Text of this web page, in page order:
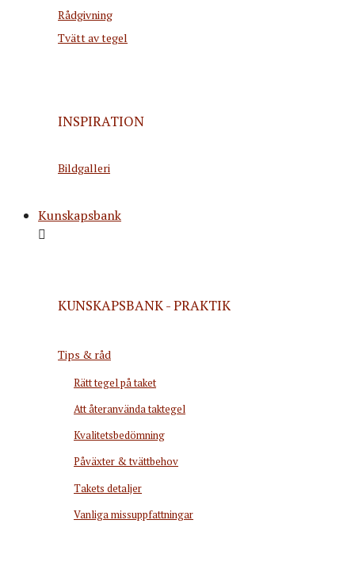
Rådgivning
Tvätt av tegel
INSPIRATION
Bildgalleri
Kunskapsbank
KUNSKAPSBANK - PRAKTIK
Tips & råd
Rätt tegel på taket
Att återanvända taktegel
Kvalitetsbedömning
Påväxter & tvättbehov
Takets detaljer
Vanliga missuppfattningar